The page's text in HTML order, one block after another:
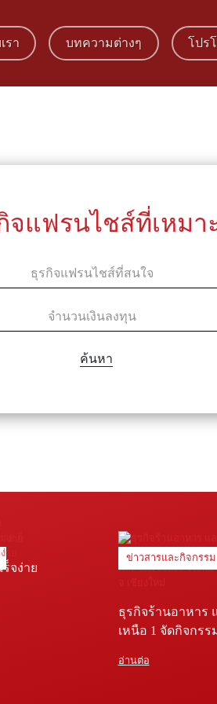
รา บทความต่างๆ โปร
จแฟรนไชส์ที่เหม
ค้นหา
จง่าย
ข่าวสารและกิจกรรม
ธุรกิจร้านอาหาร
เหนือ 1 จัดกิจกร
พยาบาลสันทราย จ
อ่านต่อ